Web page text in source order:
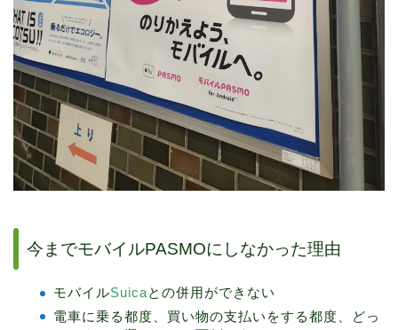
今までモバイルPASMOにしなかった理由
モバイルSuicaとの併用ができない
電車に乗る都度、買い物の支払いをする都度、どっ